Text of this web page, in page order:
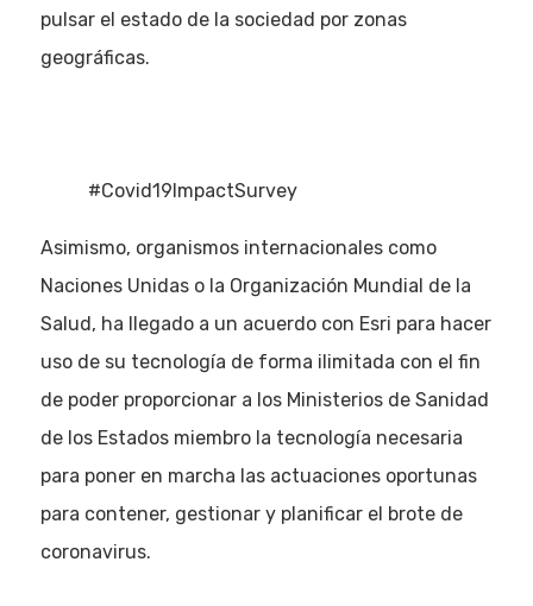
pulsar el estado de la sociedad por zonas
geográficas.
#Covid19ImpactSurvey
Asimismo, organismos internacionales como
Naciones Unidas o la Organización Mundial de la
Salud, ha llegado a un acuerdo con Esri para hacer
uso de su tecnología de forma ilimitada con el fin
de poder proporcionar a los Ministerios de Sanidad
de los Estados miembro la tecnología necesaria
para poner en marcha las actuaciones oportunas
para contener, gestionar y planificar el brote de
coronavirus.